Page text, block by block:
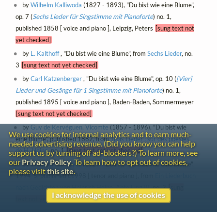
byWilhelm Kalliwoda (1827 - 1893), "Du bist wie eine Blume",
op. 7 (Sechs Lieder für Singstimme mit Pianoforte) no. 1,
published 1858 [ voice and piano ], Leipzig, Peters [sung text not
yet checked]
by L. Kalthoff, "Du bist wie eine Blume", fromSechs Lieder, no.
3 [sung text not yet checked]
byCarl Katzenberger, "Du bist wie eine Blume", op. 10 ([Vier]
Lieder und Gesänge für 1 Singstimme mit Pianoforte) no. 1,
published 1895 [ voice and piano ], Baden-Baden, Sommermeyer
[sung text not yet checked]
by Guy de Kervéguen, Vicomte (1857 - 1896), "Du bist wie
eine Blume", published 1882, fromTrois Lieder : sur des poésies
de H. Heine, no. 1[sung text not yet checked]
byWilhelm Killmayer(1927 - 2017), "Du bist wie eine Blume",
1994-5, published c1998 [ tenor and piano ], from
nach Gedichten von Heinrich Heine, Abteilung III, no. 2[sung
text not yet checked]
We use cookies for internal analytics and to earn much-
needed advertising revenue. (Did you know you can help
support us by turning off ad-blockers?) To learn more, see
our Privacy Policy. To learn how to opt out of cookies,
please visitthis site.
I acknowledge the use of cookies